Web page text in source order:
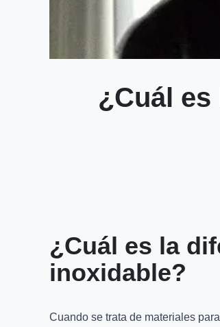
¿Cuál
¿Cuál es la
inoxidable?
Cuando se trata de materiales